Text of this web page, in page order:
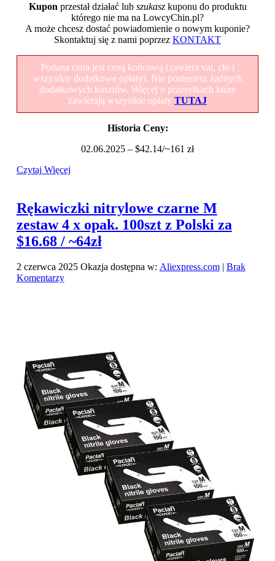
Kupon przestał działać lub szukaszkuponu do produktu
którego nie ma na LowcyChin.pl?
A może chcesz dostać powiadomienie o nowym kuponie?
Skontaktuj się z nami poprzez KONTAKT
Podana cena jest ceną końcową (zawiera vat, cło i
wszystkie dodatkowe opłaty). Nie poniesiesz żadnych
dodatkowych kosztów. Więcej o przesyłkach które
zawierają wszystkie opłaty TUTAJ
Historia Ceny:
02.06.2025 – $42.14/~161 zł
Czytaj Więcej
Rękawiczki nitrylowe czarne M
zestaw 4 x opak. 100szt z Polski za
$16.68 / ~64zł
2 czerwca 2025Okazja dostępna w: Aliexpress.com| Brak
Komentarzy